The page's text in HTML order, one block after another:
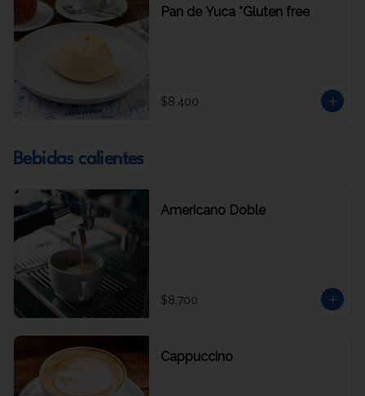
Pan de Yuca *Gluten free
$8.400
Bebidas calientes
Americano Doble
$8.700
Cappuccino